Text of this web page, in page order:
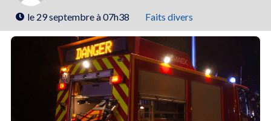
le 29 septembre à 07h38 Faits divers